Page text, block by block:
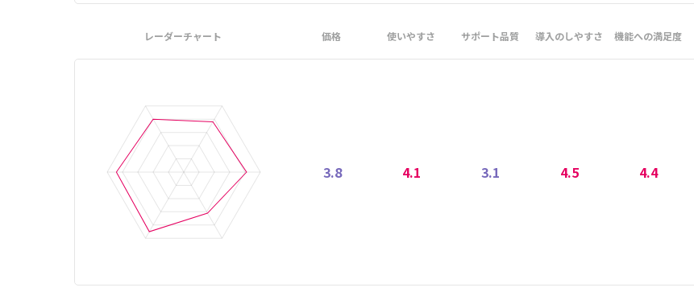
レーダーチャート 価格 使いやすさ サポート品質 導入のしやすさ 機能への満足度
3.8 4.1 3.1 4.5 4.4